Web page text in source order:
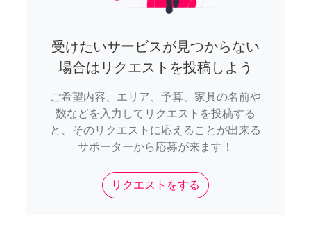
受けたいサービスが見つからない
場合はリクエストを投稿しよう
ご希望内容、エリア、予算、家具の名前や
数などを入力してリクエストを投稿する
と、そのリクエストに応えることが出来る
サポーターから応募が来ます！
リクエストをする